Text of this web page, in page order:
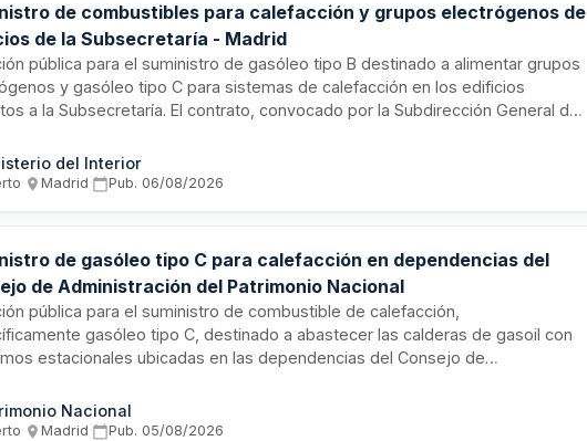
de combustibles para calefacción y grupos electrógenos de
de la Subsecretaría - Madrid
pública para el suministro de gasóleo tipo B destinado a alimentar grupos
y gasóleo tipo C para sistemas de calefacción en los edificios
a la Subsecretaría. El contrato, convocado por la Subdirección General de
la operatividad de las instalaciones y el confort térmico de los
ubicados en Madrid. El importe estimado asciende a 55.862,04 euros.
del Interior
· Madrid· Pub. 06/08/2026
de gasóleo tipo C para calefacción en dependencias del
de Administración del Patrimonio Nacional
pública para el suministro de combustible de calefacción,
gasóleo tipo C, destinado a abastecer las calderas de gasoil con
estacionales ubicadas en las dependencias del Consejo de
y se tramita conforme a procedimiento abierto ordinario bajo legislación
Nacional
· Madrid· Pub. 05/08/2026